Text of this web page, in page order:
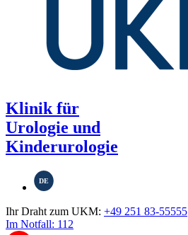
Klinik für
Urologie und
Kinderurologie
DE
Ihr Draht zum UKM: +49 251 83-55555
Im Notfall: 112